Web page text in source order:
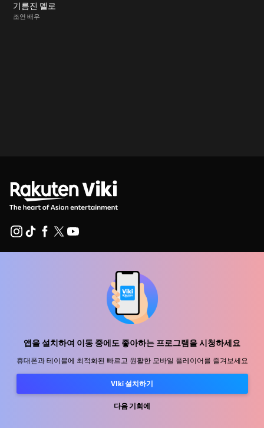
앱을 설치하여 이동 중에도 좋아하는 프로그램을 시청하세요
휴대폰과 테이블에 최적화된 빠르고 원활한 모바일 플레이어를 즐겨보세요
VIki 설치하기
다음 기회에
기름진 멜로
조연 배우